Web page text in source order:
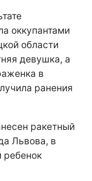
оккупантами
области
девушка, а
в
ранения
ракетный
Львова, в
ребенок